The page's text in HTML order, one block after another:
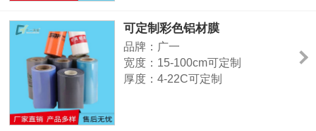
用途：铝合金窗框、铝材表面
可定制彩色铝材膜
品牌：广一
宽度：15-100cm可定制
厚度：4-22C可定制